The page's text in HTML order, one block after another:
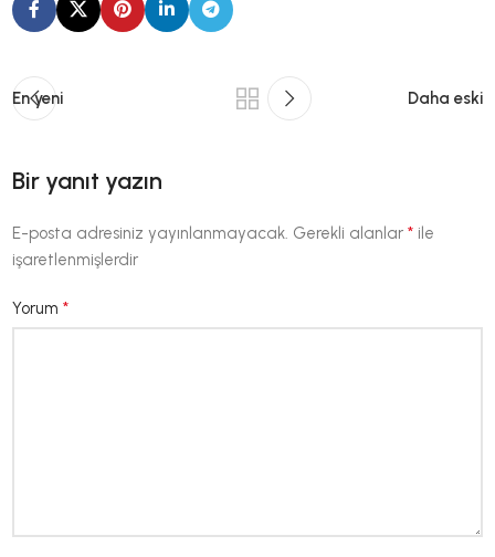
En yeni Daha eski
Bir yanıt yazın
E-posta adresiniz yayınlanmayacak. Gerekli alanlar* ile
işaretlenmişlerdir
Yorum*